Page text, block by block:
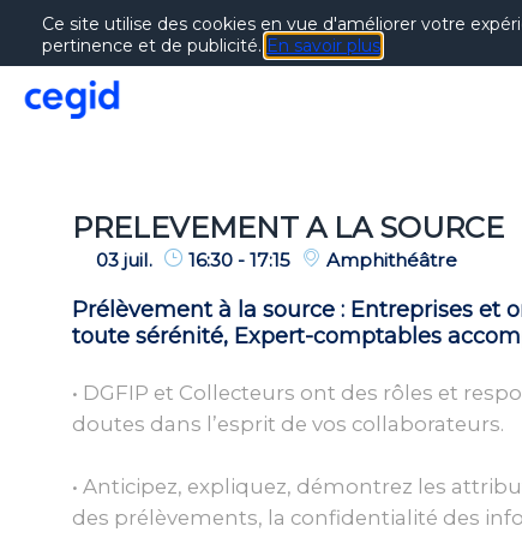
PRELEVEMENT A LA SOURCE
03 juil. 16:30 - 17:15 Amphithéâtre
Prélèvement à la source : Entreprises et
toute sérénité, Expert-comptables
• DGFIP et Collecteurs ont des rôles et
doutes dans l’esprit de vos collaborateurs.
• Anticipez, expliquez, démontrez les
des prélèvements, la confidentialité des
Ce site utilise des cookies en vue d'améliorer votre
pertinence et de publicité. En savoir plus